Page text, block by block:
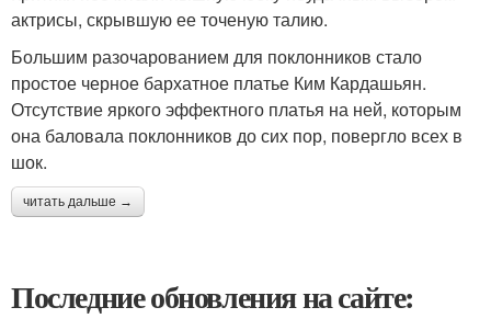
актрисы, скрывшую ее точеную талию.
Большим разочарованием для поклонников стало
простое черное бархатное платье Ким Кардашьян.
Отсутствие яркого эффектного платья на ней, которым
она баловала поклонников до сих пор, повергло всех в
шок.
читать дальше →
Последние обновления на сайте: